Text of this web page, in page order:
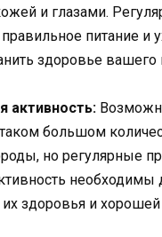
и глазами.
правильное питание и
здоровье вашего
активность:
большом
но регулярные
необходимы
здоровья и